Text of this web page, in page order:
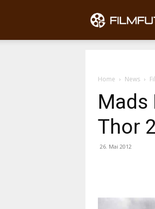
Home News
Mads
Thor
26. Mai 2012